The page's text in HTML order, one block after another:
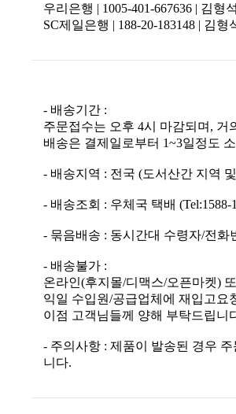
우리은행 | 1005-401-667636 | 김형
SC제일은행 | 188-20-183148 | 김형
- 배송기간 :
주문접수는 오후 4시 마감되며,
배송은 결제일로부터 1~3일정도
- 배송지역 : 전국 (도서산간 지역
- 배송조회 : 우체국 택배 (Tel:1588-
- 묶음배송 : 동시간대 수령자/전
- 배송불가 :
온라인(후지몰/디맥스/오픈마켓)
익일 수입원/공급업체에 재입고요
이점 고객님들께 양해 부탁드립니
- 주의사항 : 제품이 발송된 경우
니다.